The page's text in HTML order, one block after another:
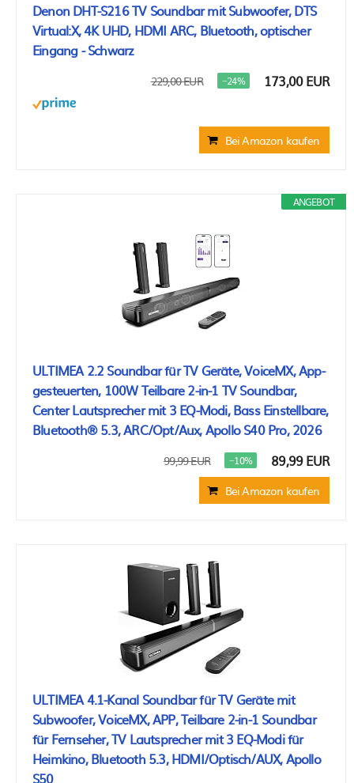
Denon DHT-S216 TV Soundbar mit Subwoofer, DTS
Virtual:X, 4K UHD, HDMI ARC, Bluetooth, optischer
Eingang - Schwarz
229,00 EUR −24% 173,00 EUR
Bei Amazon kaufen
ANGEBOT
ULTIMEA 2.2 Soundbar für TV Geräte, VoiceMX, App-
gesteuerten, 100W Teilbare 2-in-1 TV Soundbar,
Center Lautsprecher mit 3 EQ-Modi, Bass Einstellbare,
Bluetooth® 5.3, ARC/Opt/Aux, Apollo S40 Pro, 2026
99,99 EUR −10% 89,99 EUR
Bei Amazon kaufen
ULTIMEA 4.1-Kanal Soundbar für TV Geräte mit
Subwoofer, VoiceMX, APP, Teilbare 2-in-1 Soundbar
für Fernseher, TV Lautsprecher mit 3 EQ-Modi für
Heimkino, Bluetooth 5.3, HDMI/Optisch/AUX, Apollo
S50